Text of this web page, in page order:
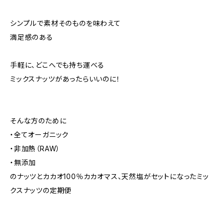
シンプルで素材そのものを味わえて
満足感のある
手軽に、どこへでも持ち運べる
ミックスナッツがあったらいいのに！
そんな方のために
・全てオーガニック
・非加熱（RAW）
・無添加
のナッツとカカオ100％カカオマス、天然塩がセットになったミッ
クスナッツの定期便